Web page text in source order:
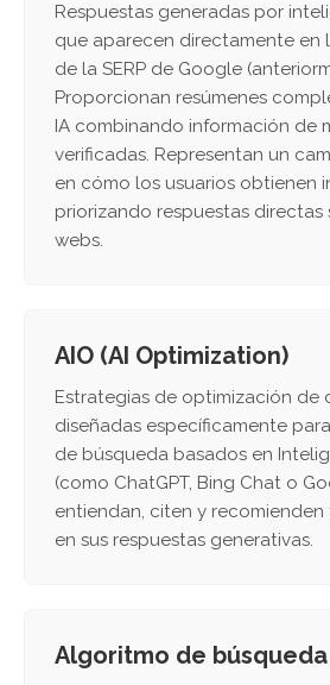
Respuestas generadas por
que aparecen directamente en
de la SERP de Google
Proporcionan resúmenes
IA combinando información de
verificadas. Representan un
en cómo los usuarios obtienen
priorizando respuestas directas
webs.
AIO (AI Optimization)
Estrategias de optimización de
diseñadas específicamente
de búsqueda basados en
(como ChatGPT, Bing Chat o
entiendan, citen y
en sus respuestas generativas.
Algoritmo de búsqueda